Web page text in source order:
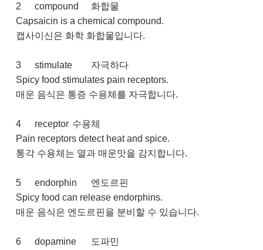
2 compound
화합물
Capsaicin is a chemical compound.
캡사이신은 화학 화합물입니다.
3 stimulate
자극하다
Spicy food stimulates pain receptors.
매운 음식은 통증 수용체를 자극합니다.
4 receptor 수용체
Pain receptors detect heat and spice.
통각 수용체는 열과 매운맛을 감지합니다.
5 endorphin
엔도르핀
Spicy food can release endorphins.
매운 음식은 엔도르핀을 분비할 수 있습니다.
6 dopamine
도파민